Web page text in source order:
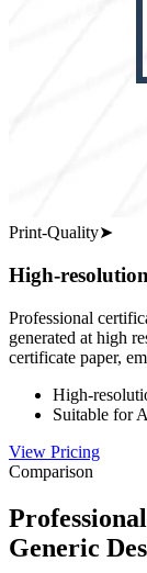
Print-Quality➤
High-
Professional
generated at high
certificate paper,
High-
Suitable for
View Pricing
Comparison
Generic